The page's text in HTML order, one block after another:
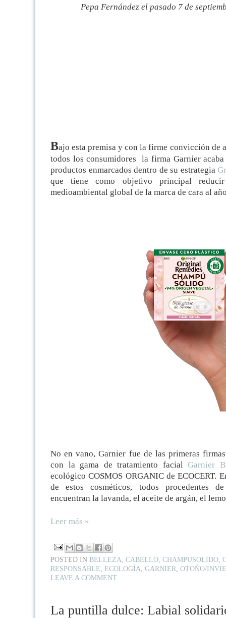
Pepa Fernández el pasado 7 de
Bajo esta premisa y con la firme convicción de
todos los consumidores la firma Garnier
productos enmarcados dentro de su estrategia
que tiene como objetivo principal
medioambiental global de la marca de cara al
No en vano, Garnier fue de las primeras
con la gama de tratamiento facialGarnier
ecológico COSMOS ORGANIC de ECOCERT.
de estos cosméticos, todos procedentes
encuentran la lavanda, el aceite de argán, el
Leer más »
POSTED IN BELLEZA CABELLO CHAMPUSOLIDO
RESPONSABLE
ECOLOGÍA GARNIER OTOÑO/
LEAVE A COMMENT
La puntilla dulce: Labial